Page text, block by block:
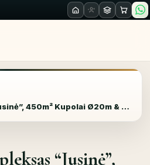
Pokylių Kompleksas “Jusinė”, 450m² Kupolai Ø20m & Ø13m | Pabradė, Lietuva
“Jusinė”,